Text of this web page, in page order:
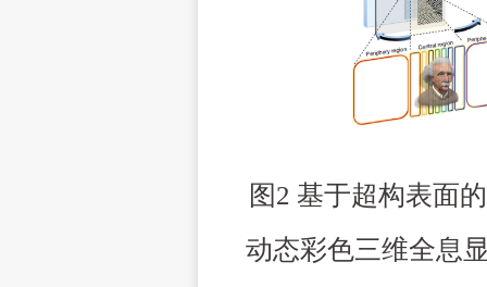
图2 基于超构表面
动态彩色三维全息